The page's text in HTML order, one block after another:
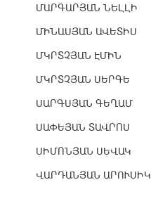
ՄԱՐԳԱՐՅԱՆ ՆԵԼԼԻ
ՄԻՆԱՍՅԱՆ ԱՎԵՏԻՍ
ՄԿՐՏՉՅԱՆ ԷՄԻՆ
ՄԿՐՏՉՅԱՆ ՍԵՐԳԵ
ՍԱՐԳՍՅԱՆ ԳԵՂԱՄ
ՍԱՓԵՅԱՆ ՏԱՎՐՈՍ
ՍԻՄՈՆՅԱՆ ՍԵՎԱԿ
ՎԱՐԴԱՆՅԱՆ ԱՐՈՒՍԻԿ